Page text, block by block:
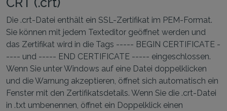
Die .crt-Datei enthält ein SSL-Zertifikat im PEM-Format.
Sie können mit jedem Texteditor geöffnet werden und
das Zertifikat wird in die Tags ----- BEGIN CERTIFICATE -
---- und ----- END CERTIFICATE ----- eingeschlossen.
Wenn Sie unter Windows auf eine Datei doppelklicken
und die Warnung akzeptieren, öffnet sich automatisch ein
Fenster mit den Zertifikatsdetails. Wenn Sie die .crt-Datei
in .txt umbenennen, öffnet ein Doppelklick einen